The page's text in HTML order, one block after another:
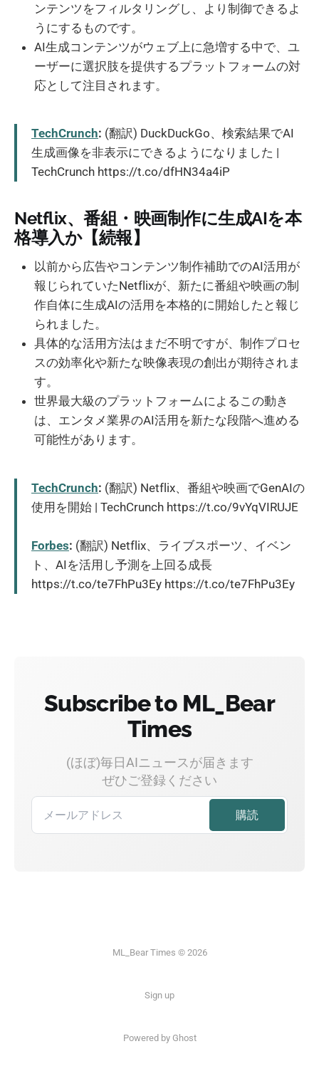
ンテンツをフィルタリングし、より制御できるよ
うにするものです。
AI生成コンテンツがウェブ上に急増する中で、ユ
ーザーに選択肢を提供するプラットフォームの対
応として注目されます。
TechCrunch: (翻訳) DuckDuckGo、検索結果でAI
生成画像を非表示にできるようになりました |
TechCrunch https://t.co/dfHN34a4iP
Netflix、番組・映画制作に生成AIを本
格導入か【続報】
以前から広告やコンテンツ制作補助でのAI活用が
報じられていたNetflixが、新たに番組や映画の制
作自体に生成AIの活用を本格的に開始したと報じ
られました。
具体的な活用方法はまだ不明ですが、制作プロセ
スの効率化や新たな映像表現の創出が期待されま
す。
世界最大級のプラットフォームによるこの動き
は、エンタメ業界のAI活用を新たな段階へ進める
可能性があります。
TechCrunch: (翻訳) Netflix、番組や映画でGenAIの
使用を開始 | TechCrunch https://t.co/9vYqVIRUJE
Forbes: (翻訳) Netflix、ライブスポーツ、イベン
ト、AIを活用し予測を上回る成長
https://t.co/te7FhPu3Ey https://t.co/te7FhPu3Ey
Subscribe to ML_Bear
Times
(ほぼ)毎日AIニュースが届きます
ぜひご登録ください
ML_Bear Times © 2026
Sign up
Powered by Ghost